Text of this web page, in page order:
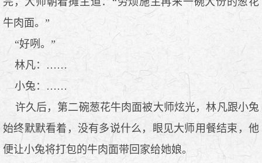
牛肉面。”
“好咧。”
林凡：……
小兔：……
许久后，第二碗葱花牛肉面被大师炫光，林凡跟小兔
始终默默看着，没有多说什么，眼见大师用餐结束，他
便让小兔将打包的牛肉面带回家给她娘。